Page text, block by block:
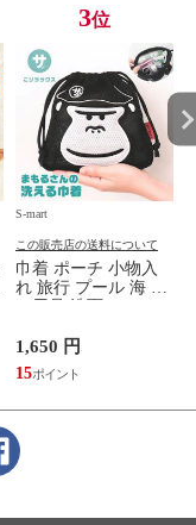
3位
S-mart
この販売店の送料について
巾着 ポーチ 小物入
れ 旅行 プール 海 バ
ス用品 洗面セット
サウナ ごリラックス
まもるさんの洗える
巾着 ブラック 黒
1,650 円
15